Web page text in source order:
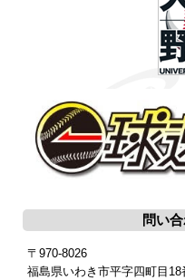
問い
〒970-8026
福島県いわき市平字四町目